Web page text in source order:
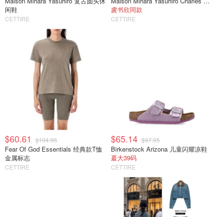
闲鞋
CETTIRE
虞书欣同款
CETTIRE
$60.61 $104.96
Fear Of God Essentials 经典款T恤
金属标志
CETTIRE
$65.14 $97.95
Birkenstock Arizona 儿童闪耀凉鞋
蕞大39码
CETTIRE